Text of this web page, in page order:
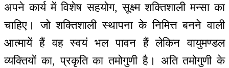
अपने कार्य में विशेष सहयोग, सूक्ष्म शक्तिशाली मन्सा का
चाहिए। जो शक्तिशाली स्थापना के निमित्त बनने वाली
आत्मायें हैं वह स्वयं भल पावन हैं लेकिन वायुमण्डल
व्यक्तियों का, प्रकृति का तमोगुणी है। अति तमोगुणी के